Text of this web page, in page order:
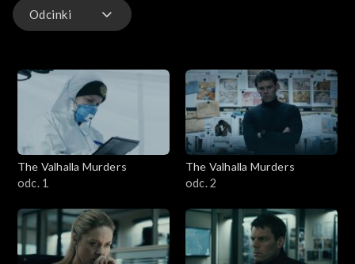
Odcinki
The Valhalla Murders
odc. 1
The Valhalla Murders
odc. 2